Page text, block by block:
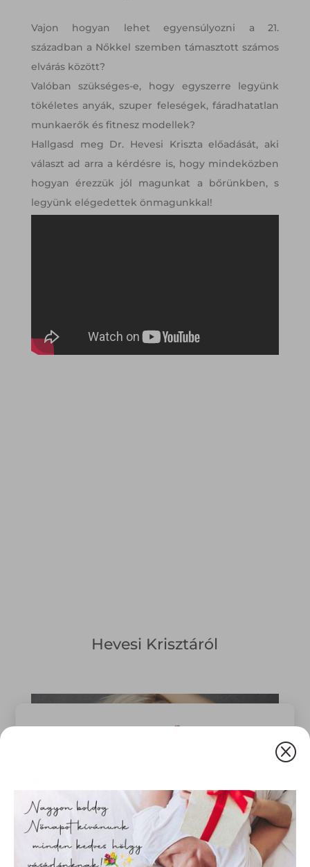
Vajon hogyan lehet egyensúlyozni a 21.
században a Nőkkel szemben támasztott számos
elvárás között?
Valóban szükséges-e, hogy egyszerre legyünk
tökéletes anyák, szuper feleségek, fáradhatatlan
munkaerők és fitnesz modellek?
Hallgasd meg Dr. Hevesi Kriszta előadását, aki
választ ad arra a kérdésre is, hogy mindeközben
hogyan érezzük jól magunkat a bőrünkben, s
legyünk elégedettek önmagunkkal!
Hevesi Krisztáról
Q
Weboldalunkon „cookie"-kat (továbbiakban „süti")
alkalmazunk. Ezek olyan fájlok, melyek információt tárolnak
webes böngészőjében. Ehhez az Ön hozzájárulása
szükséges.